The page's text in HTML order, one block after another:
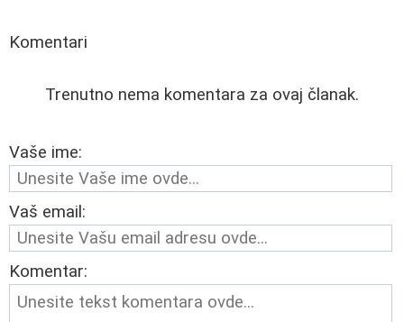
Komentari
Trenutno nema komentara za ovaj članak.
Vaše ime:
Vaš email:
Komentar: